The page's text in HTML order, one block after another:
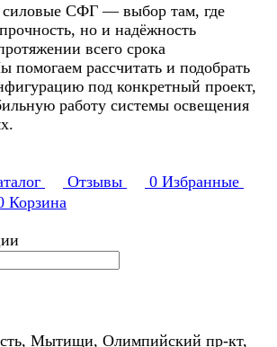
СФГ — выбор там, где
но и надёжность
всего срока
помогаем рассчитать и подобрать
под конкретный проект,
работу системы освещения
Отзывы 0 Избранные
Корзина
Мытищи, Олимпийский пр-кт,